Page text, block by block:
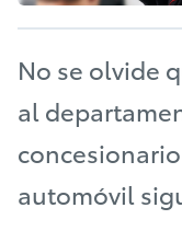
No se olvide
al
automóvil